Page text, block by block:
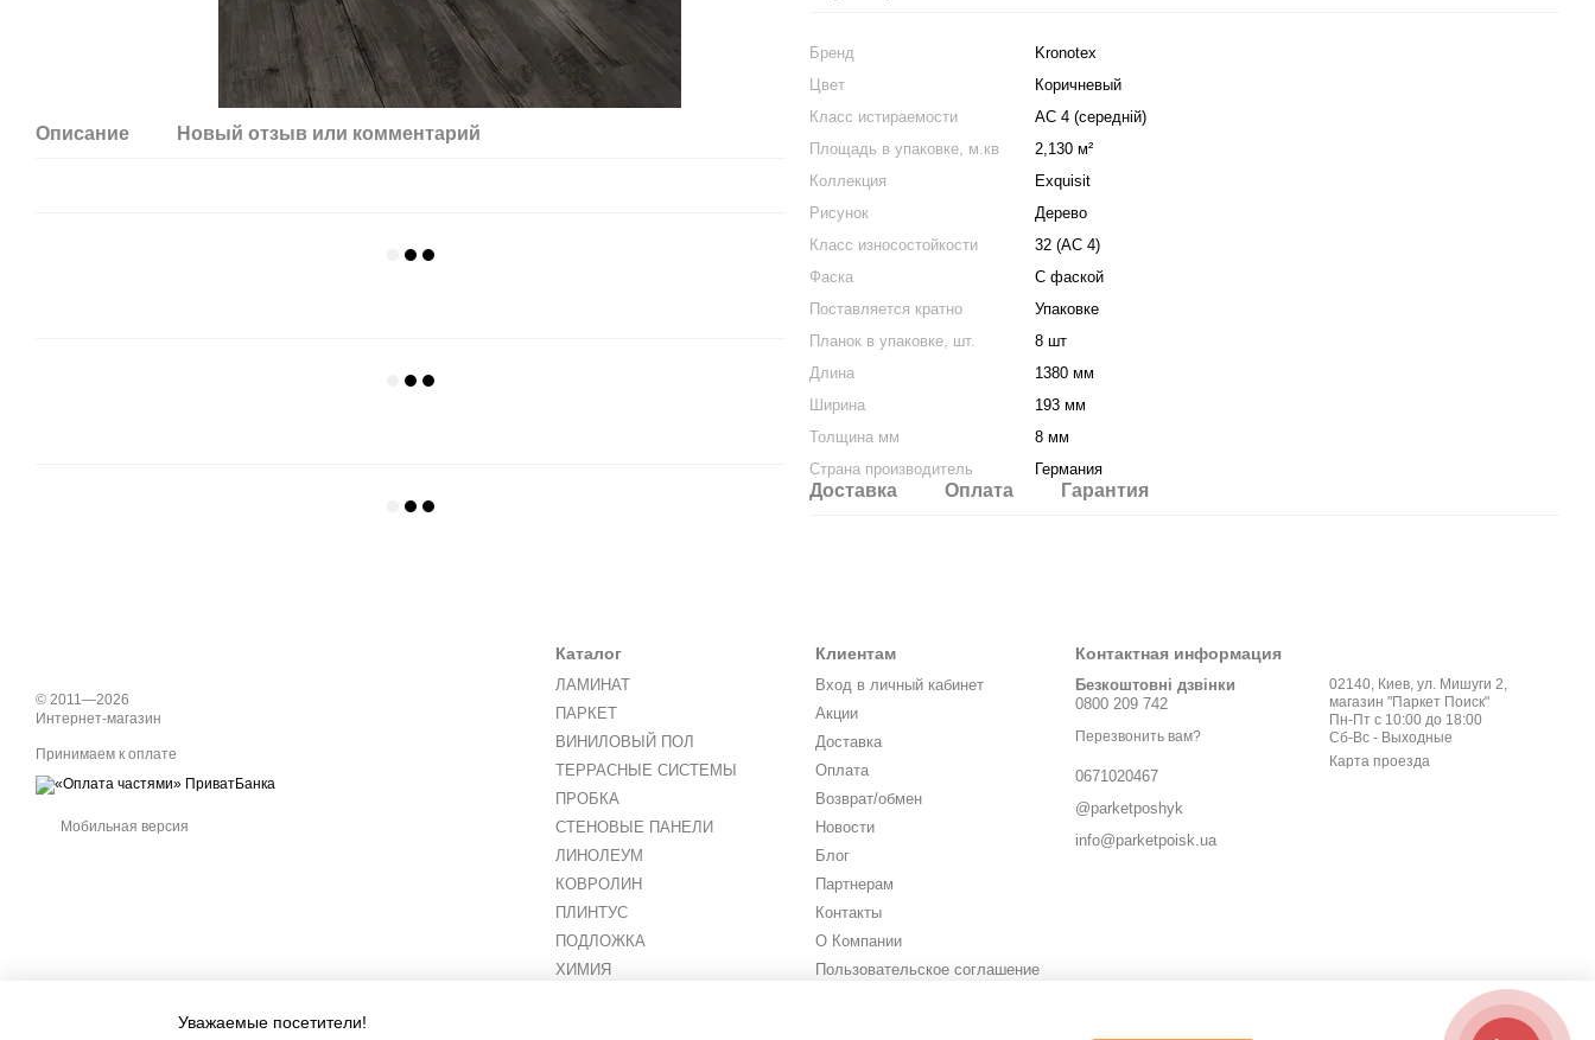
Описание Новый отзыв или комментарий
Бренд
Kronotex
Цвет
Коричневый
Класс истираемости
АС 4 (середній)
Площадь в упаковке, м.кв
2,130 м²
Коллекция
Exquisit
Рисунок
Дерево
Класс износостойкости
32 (АС 4)
Фаска
С фаской
Поставляется кратно
Упаковке
Планок в упаковке, шт.
8 шт
Длина
1380 мм
Ширина
193 мм
Толщина мм
8 мм
Страна производитель
Германия
Доставка Оплата Гарантия
© 2011—2026
Интернет-магазин
Принимаем к оплате
Мобильная версия
Каталог
ЛАМИНАТ
ПАРКЕТ
ВИНИЛОВЫЙ ПОЛ
ТЕРРАСНЫЕ СИСТЕМЫ
ПРОБКА
СТЕНОВЫЕ ПАНЕЛИ
ЛИНОЛЕУМ
КОВРОЛИН
ПЛИНТУС
ПОДЛОЖКА
ХИМИЯ
Клиентам
Вход в личный кабинет
Акции
Доставка
Оплата
Возврат/обмен
Новости
Блог
Партнерам
Контакты
О Компании
Пользовательское соглашение
Контактная информация
Безкоштовні дзвінки
0800 209 742
Перезвонить вам?
0671020467
@parketposhyk
info@parketpoisk.ua
02140, Киев, ул. Мишуги 2,
магазин "Паркет Поиск"
Пн-Пт с 10:00 до 18:00
Сб-Вс - Выходные
Карта проезда
Уважаемые посетители!